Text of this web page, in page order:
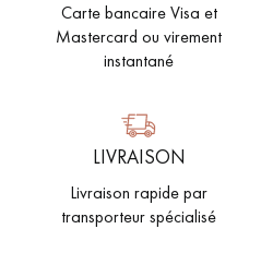
Carte bancaire Visa et
Mastercard ou virement
instantané
LIVRAISON
Livraison rapide par
transporteur spécialisé